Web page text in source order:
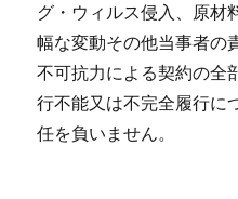
グ・ウィルス侵入、原材
幅な変動その他当事者の
不可抗力による契約の全
行不能又は不完全履行に
任を負いません。